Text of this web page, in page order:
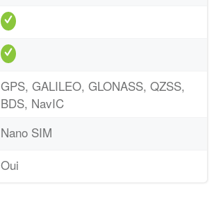
GPS, GALILEO, GLONASS, QZSS,
BDS, NavIC
Nano SIM
Oui